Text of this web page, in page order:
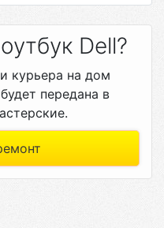
Dell?
курьера на дом
передана в